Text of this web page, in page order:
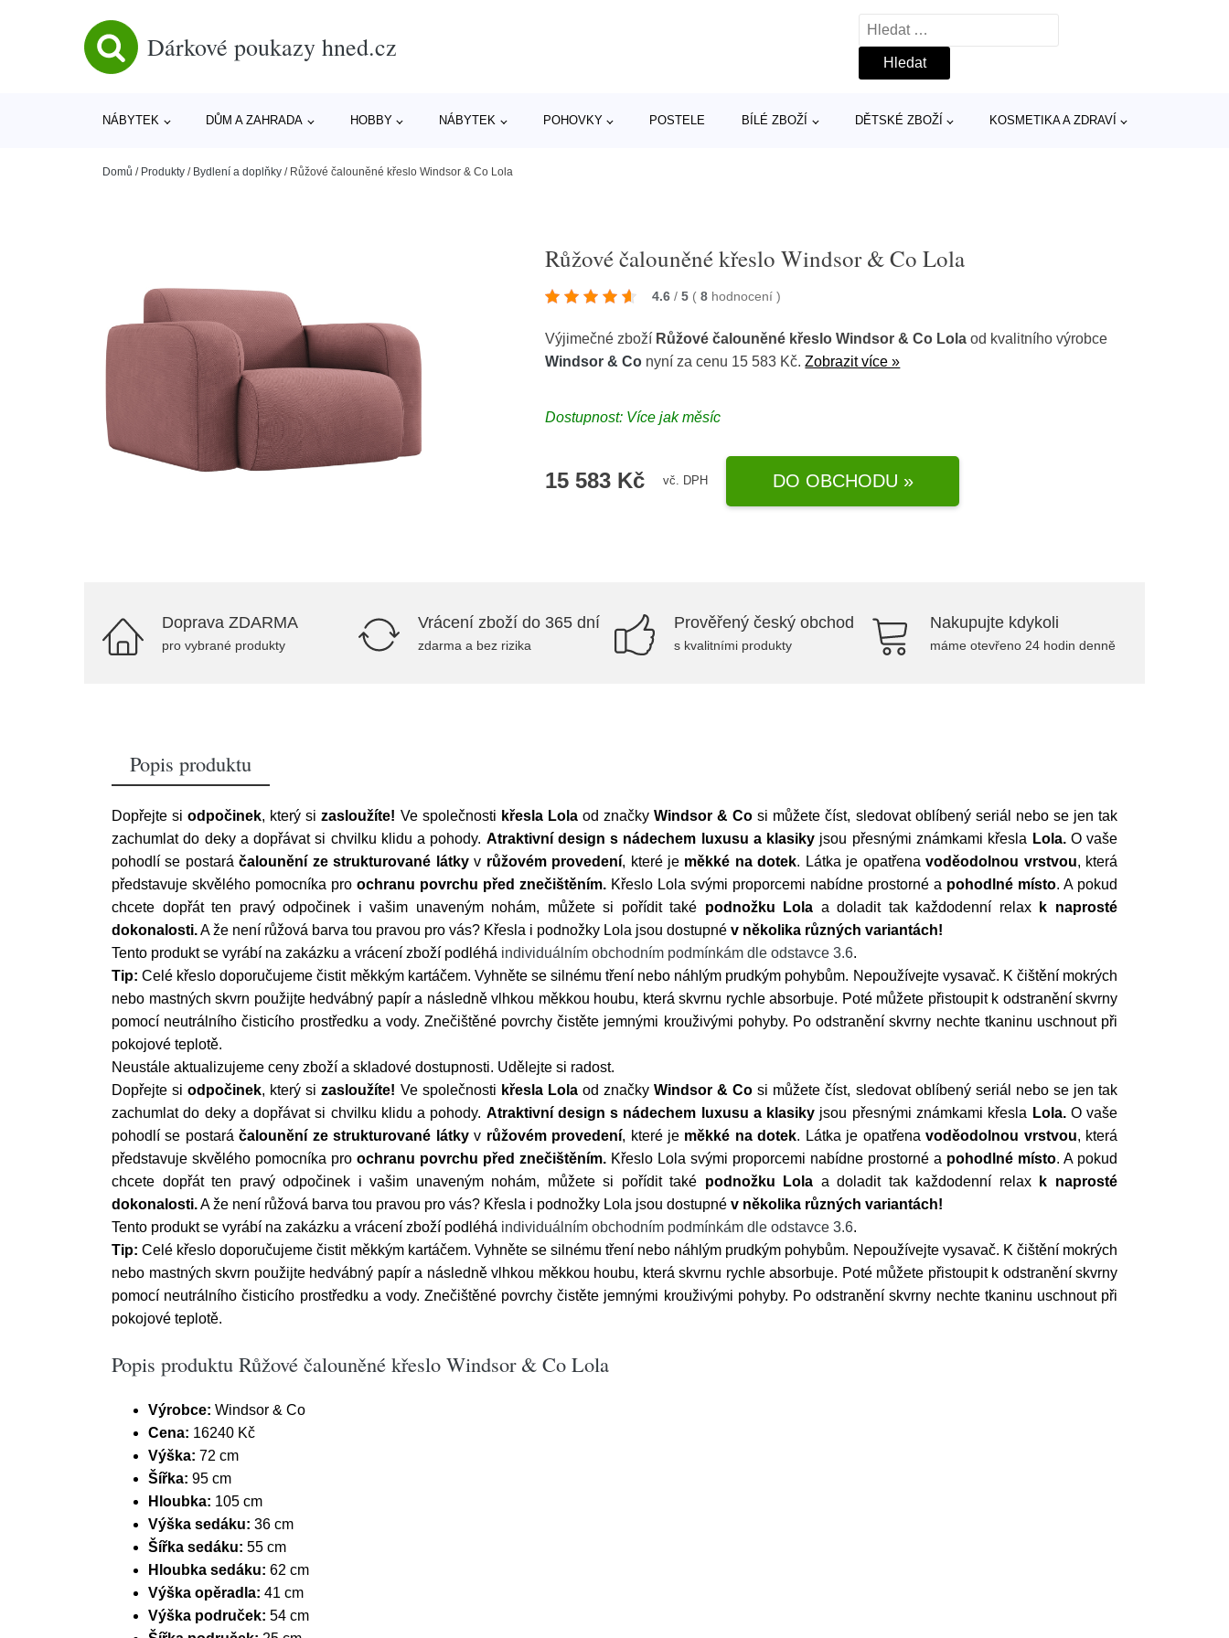
Dárkové poukazy hned.cz
Vyhledávání
NÁBYTEK DŮM A ZAHRADA HOBBY NÁBYTEK POHOVKY POSTELE BÍLÉ ZBOŽÍ DĚTSKÉ ZBOŽÍ KOSMETIKA A ZDRAVÍ
Domů / Produkty / Bydlení a doplňky / Růžové čalouněné křeslo Windsor & Co Lola
Růžové čalouněné křeslo Windsor & Co Lola
4.6 / 5 ( 8 hodnocení)
Výjimečné zboží Růžové čalouněné křeslo Windsor & Co Lola od kvalitního výrobce
Windsor & Co nyní za cenu 15 583 Kč.Zobrazit více »
Dostupnost: Více jak měsíc
15 583 Kč vč. DPH DO OBCHODU »
Doprava ZDARMA
pro vybrané produkty
Vrácení zboží do 365 dní
zdarma a bez rizika
Prověřený český obchod
s kvalitními produkty
Nakupujte kdykoli
máme otevřeno 24 hodin denně
Popis produktu
Dopřejte siodpočinek, který sizasloužíte! Ve společnosti křesla Lola od značkyWindsor& Co si můžete číst, sledovat oblíbený seriál nebo se jen tak
zachumlat do deky a dopřávat si chvilku klidu a pohody. Atraktivní design s nádechem luxusu a klasiky jsou přesnými známkami křesla Lola.O vaše
pohodlí se postaráčalounění ze strukturované látkyv růžovém provedení, které jeměkké na dotek. Látka je opatřena voděodolnou vrstvou, která
představuje skvělého pomocníka pro ochranu povrchu před znečištěním. Křeslo Lola svými proporcemi nabídne prostorné a pohodlné místo. A pokud
chcete dopřát ten pravý odpočinek i vašim unaveným nohám, můžete si pořídit také podnožku Lola a doladit tak každodenní relaxk naprosté
dokonalosti.A že není růžová barva tou pravou pro vás? Křesla i podnožky Lola jsou dostupné v několika různých variantách!
Tento produkt se vyrábí na zakázku a vrácení zboží podléhá individuálním obchodním podmínkám dle odstavce 3.6.
Tip: Celé křeslo doporučujeme čistit měkkým kartáčem. Vyhněte se silnému tření nebo náhlým prudkým pohybům. Nepoužívejte vysavač. K čištění mokrých
nebo mastných skvrn použijte hedvábný papír a následně vlhkou měkkou houbu, která skvrnu rychle absorbuje. Poté můžete přistoupit k odstranění skvrny
pomocí neutrálního čisticího prostředku a vody. Znečištěné povrchy čistěte jemnými krouživými pohyby. Po odstranění skvrny nechte tkaninu uschnout při
pokojové teplotě.
Neustále aktualizujeme ceny zboží a skladové dostupnosti. Udělejte si radost.
Dopřejte siodpočinek, který sizasloužíte! Ve společnosti křesla Lola od značkyWindsor& Co si můžete číst, sledovat oblíbený seriál nebo se jen tak
zachumlat do deky a dopřávat si chvilku klidu a pohody. Atraktivní design s nádechem luxusu a klasiky jsou přesnými známkami křesla Lola.O vaše
pohodlí se postaráčalounění ze strukturované látkyv růžovém provedení, které jeměkké na dotek. Látka je opatřena voděodolnou vrstvou, která
představuje skvělého pomocníka pro ochranu povrchu před znečištěním. Křeslo Lola svými proporcemi nabídne prostorné a pohodlné místo. A pokud
chcete dopřát ten pravý odpočinek i vašim unaveným nohám, můžete si pořídit také podnožku Lola a doladit tak každodenní relaxk naprosté
dokonalosti.A že není růžová barva tou pravou pro vás? Křesla i podnožky Lola jsou dostupné v několika různých variantách!
Tento produkt se vyrábí na zakázku a vrácení zboží podléhá individuálním obchodním podmínkám dle odstavce 3.6.
Tip: Celé křeslo doporučujeme čistit měkkým kartáčem. Vyhněte se silnému tření nebo náhlým prudkým pohybům. Nepoužívejte vysavač. K čištění mokrých
nebo mastných skvrn použijte hedvábný papír a následně vlhkou měkkou houbu, která skvrnu rychle absorbuje. Poté můžete přistoupit k odstranění skvrny
pomocí neutrálního čisticího prostředku a vody. Znečištěné povrchy čistěte jemnými krouživými pohyby. Po odstranění skvrny nechte tkaninu uschnout při
pokojové teplotě.
Popis produktu Růžové čalouněné křeslo Windsor & Co Lola
Výrobce: Windsor & Co
Cena: 16240 Kč
Výška: 72 cm
Šířka: 95 cm
Hloubka: 105 cm
Výška sedáku: 36 cm
Šířka sedáku: 55 cm
Hloubka sedáku: 62 cm
Výška opěradla: 41 cm
Výška područek: 54 cm